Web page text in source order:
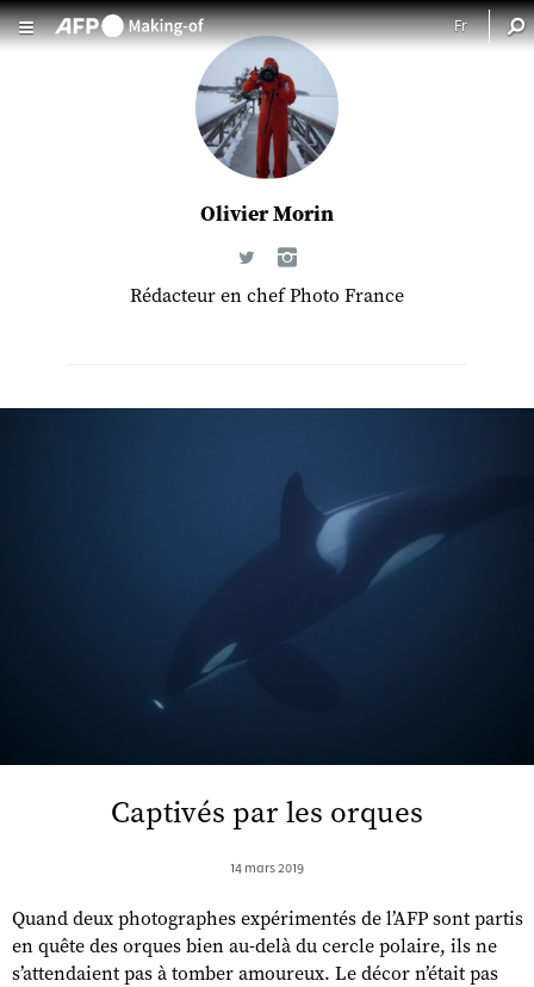
Olivier Morin
Rédacteur en chef Photo France
Captivés par les orques
14 mars 2019
Quand deux photographes expérimentés de l’AFP sont partis
en quête des orques bien au-delà du cercle polaire, ils ne
s’attendaient pas à tomber amoureux. Le décor n’était pas